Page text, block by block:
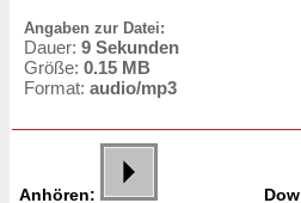
Angaben zur Datei:
Dauer: 9 Sekunden
Größe: 0.15 MB
Format: audio/mp3
Anhören: